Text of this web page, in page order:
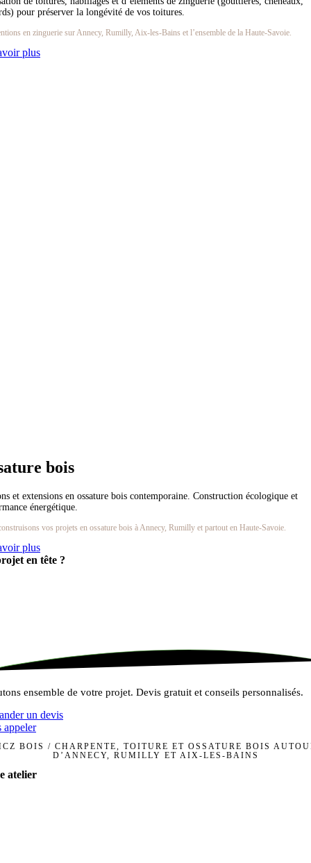
pour préserver la longévité de vos toitures.
en zinguerie sur Annecy, Rumilly, Aix-les-Bains et l’ensemble de la Haute-Savoie.
plus
bois
et extensions en ossature bois contemporaine. Construction écologique et
énergétique.
vos projets en ossature bois à Annecy, Rumilly et partout en Haute-Savoie.
plus
en tête ?
ensemble de votre projet. Devis gratuit et conseils personnalisés.
un devis
appeler
BOIS / CHARPENTE, TOITURE ET OSSATURE BOIS
D’ANNECY, RUMILLY ET AIX-LES-BAINS
atelier